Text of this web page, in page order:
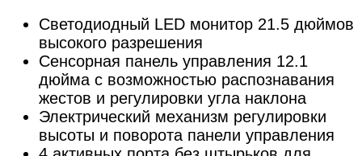
Светодиодный LED монитор 21.5 дюймов
высокого разрешения
Сенсорная панель управления 12.1
дюйма с возможностью распознавания
жестов и регулировки угла наклона
Электрический механизм регулировки
высоты и поворота панели управления